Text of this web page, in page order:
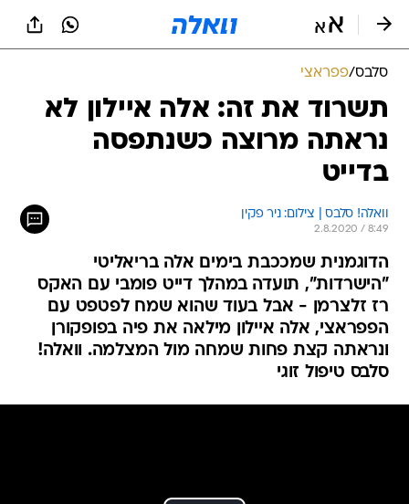
סלבס/פפראצי
תשרוד את זה: אלה איילון לא
נראתה מרוצה כשנתפסה
בדייט
וואלה! סלבס | צילום: ניר פקין
2.8.2020 / 8:49
הדוגמנית שמככבת בימים אלה בריאליטי
"הישרדות", תועדה במהלך דייט פומבי עם האקס
רז זלצרמן - אבל בעוד שהוא שמח לפטפט עם
הפפראצי, אלה איילון מילאה את פיה בפופקורן
ונראתה קצת פחות שמחה מול המצלמה. וואלה!
סלבס טיפול זוגי